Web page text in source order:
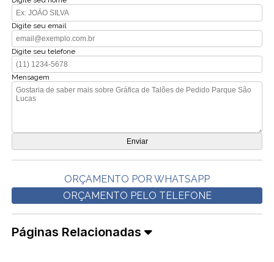
Digite seu email
Digite seu telefone
Mensagem
ORÇAMENTO POR WHATSAPP
ORÇAMENTO PELO TELEFONE
Páginas Relacionadas